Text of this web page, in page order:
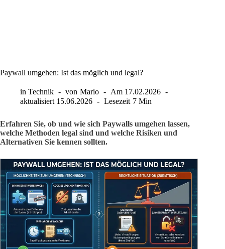
Paywall umgehen: Ist das möglich und legal?
in Technik von Mario Am 17.02.2026
aktualisiert 15.06.2026 Lesezeit 7 Min
Erfahren Sie, ob und wie sich Paywalls umgehen lassen,
welche Methoden legal sind und welche Risiken und
Alternativen Sie kennen sollten.